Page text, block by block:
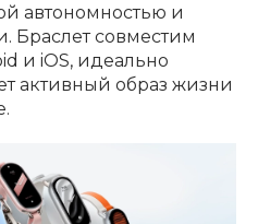
автономностью и
совместим
и iOS, идеально
активный образ жизни